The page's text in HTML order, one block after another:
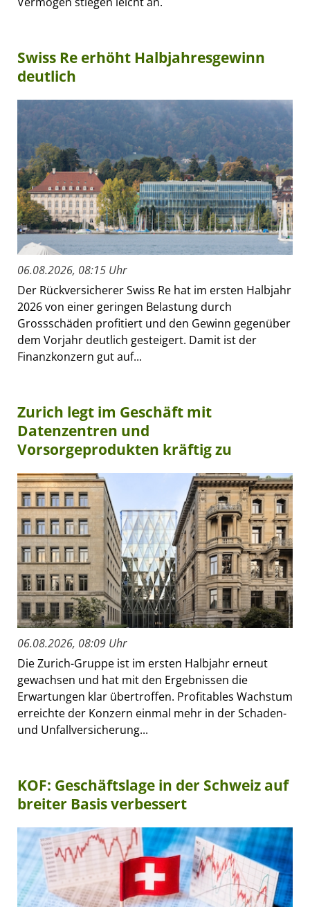
Swiss Re erhöht Halbjahresgewinn
deutlich
06.08.2026, 08:15 Uhr
Der Rückversicherer Swiss Re hat im ersten Halbjahr
2026 von einer geringen Belastung durch
Grossschäden profitiert und den Gewinn gegenüber
dem Vorjahr deutlich gesteigert. Damit ist der
Finanzkonzern gut auf...
Zurich legt im Geschäft mit
Datenzentren und
Vorsorgeprodukten kräftig zu
06.08.2026, 08:09 Uhr
Die Zurich-Gruppe ist im ersten Halbjahr erneut
gewachsen und hat mit den Ergebnissen die
Erwartungen klar übertroffen. Profitables Wachstum
erreichte der Konzern einmal mehr in der Schaden-
und Unfallversicherung...
KOF: Geschäftslage in der Schweiz auf
breiter Basis verbessert